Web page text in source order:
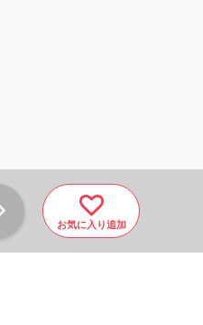
お気に入り追加